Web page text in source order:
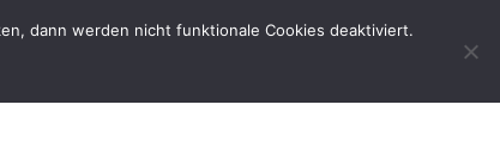
dann werden nicht funktionale Cookies deaktiviert.